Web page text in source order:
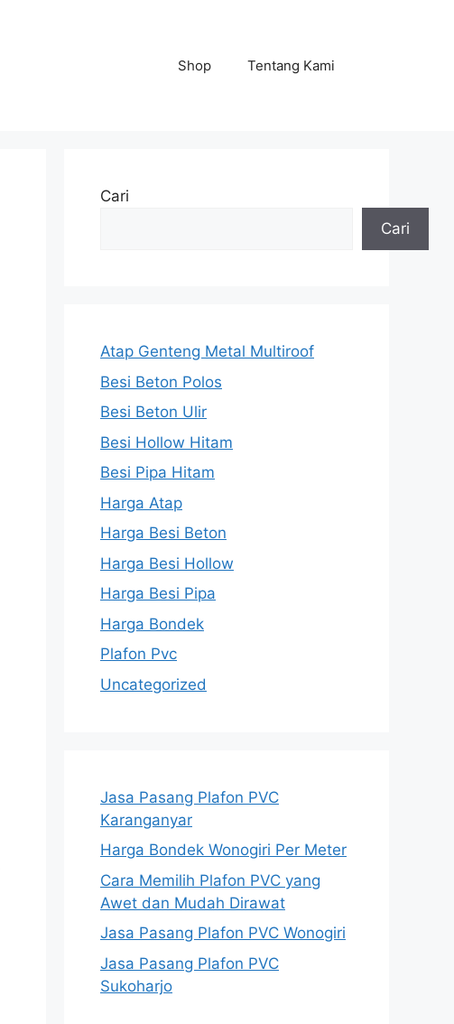
Shop Tentang Kami
Cari
Cari
Atap Genteng Metal Multiroof
Besi Beton Polos
Besi Beton Ulir
Besi Hollow Hitam
Besi Pipa Hitam
Harga Atap
Harga Besi Beton
Harga Besi Hollow
Harga Besi Pipa
Harga Bondek
Plafon Pvc
Uncategorized
Jasa Pasang Plafon PVC
Karanganyar
Harga Bondek Wonogiri Per Meter
Cara Memilih Plafon PVC yang
Awet dan Mudah Dirawat
Jasa Pasang Plafon PVC Wonogiri
Jasa Pasang Plafon PVC
Sukoharjo